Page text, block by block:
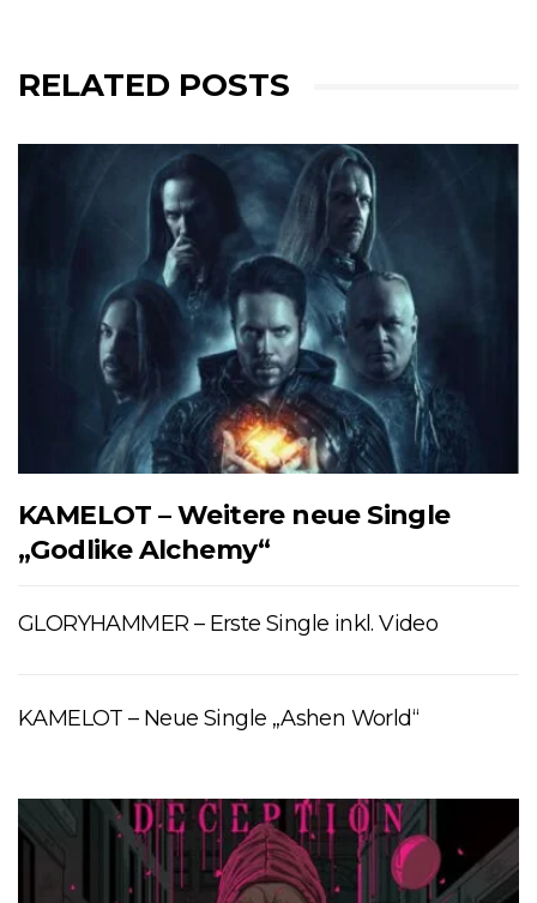
RELATED POSTS
KAMELOT – Weitere neue Single
„Godlike Alchemy“
GLORYHAMMER – Erste Single inkl. Video
KAMELOT – Neue Single „Ashen World“